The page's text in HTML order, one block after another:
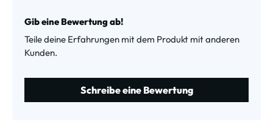
Gib eine Bewertung ab!
Teile deine Erfahrungen mit dem Produkt mit anderen
Kunden.
Schreibe eine Bewertung